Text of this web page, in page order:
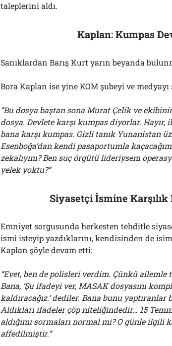
taleplerini aldı.
Kaplan: Kumpas
Sanıklardan Barış Kurt yarın beyanda
Bora Kaplan ise yine KOM şubeyi ve
“Bu dosya baştan sona Murat Çelik ve
dosya. Devlete karşı kumpas diyorlar.
bana karşı kumpas. Gizli tanık Yunanistan
Esenboğa’dan kendi pasaportumla
zekalıyım? Ben suç örgütü lideriysem
yelek yoktu?”
Siyasetçi İsmine Karşılık
Emniyet sorgusunda herkesten tehditle
ismi isteyip yazdıklarını, kendisinden de
Kaplan şöyle devam etti:
“Evet, ben de polisleri verdim. Çünkü ailemle
Bana, ‘Şu ifadeyi ver, MASAK dosyasını
kaldıracağız.’ dediler. Bana bunu
Aldıkları ifadeler çöp niteliğindedir… 15
aldığımı sormaları normal mi? O günle ilgili
affedilmiştir.”